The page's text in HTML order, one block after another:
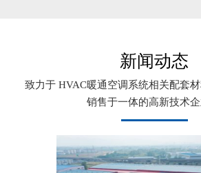
新闻动态
致力于 HVAC暖通空调系统相关配套
销售于一体的高新技术企